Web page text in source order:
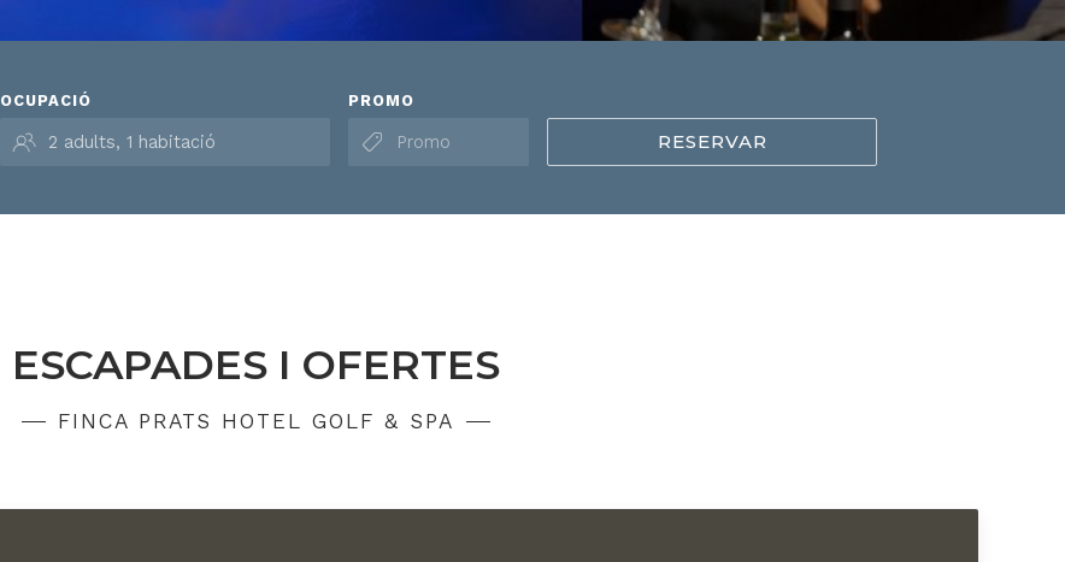
OCUPACIÓ PROMO
RESERVAR
ESCAPADES I OFERTES
FINCA PRATS HOTEL GOLF & SPA